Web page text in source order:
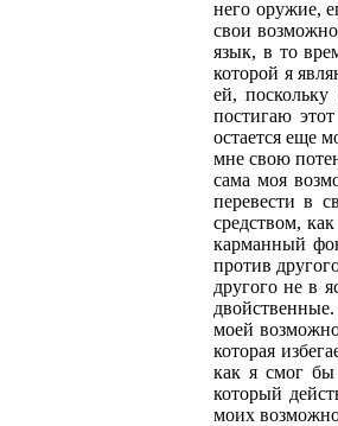
него оружие,
свои
язык, в то
которой я
ей,
постигаю
остается еще
мне свою
сама моя
перевести в
средством,
карманный
против
другого не в
моей
которая
как я смог бы
который
моих